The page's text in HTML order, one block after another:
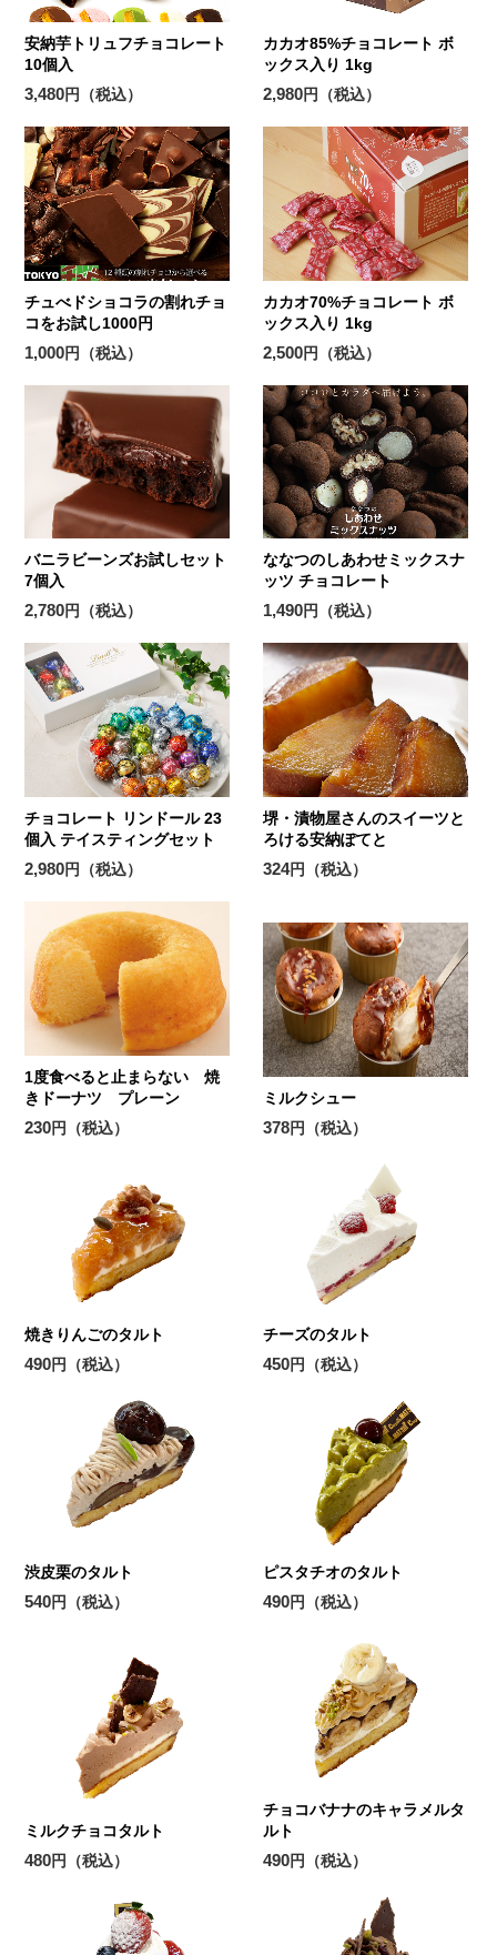
安納芋トリュフチョコレート
10個入
3,480円（税込）
カカオ85%チョコレート ボ
ックス入り 1kg
2,980円（税込）
チュべドショコラの割れチョ
コをお試し1000円
1,000円（税込）
カカオ70%チョコレート ボ
ックス入り 1kg
2,500円（税込）
バニラビーンズお試しセット
7個入
2,780円（税込）
ななつのしあわせミックスナ
ッツ チョコレート
1,490円（税込）
チョコレート リンドール 23
個入 テイスティングセット
2,980円（税込）
堺・漬物屋さんのスイーツと
ろける安納ぽてと
324円（税込）
1度食べると止まらない 焼
きドーナツ プレーン
230円（税込）
ミルクシュー
378円（税込）
焼きりんごのタルト
490円（税込）
チーズのタルト
450円（税込）
渋皮栗のタルト
540円（税込）
ピスタチオのタルト
490円（税込）
ミルクチョコタルト
480円（税込）
チョコバナナのキャラメルタ
ルト
490円（税込）